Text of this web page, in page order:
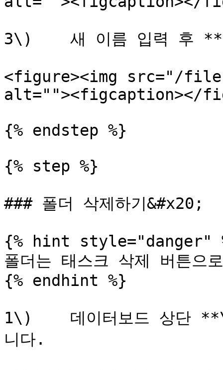
3\)    새 이름 입력 후
<figure><img src="/files/
alt=""><figcaption></
{% endstep %}
{% step %}
### 폴더 삭제하기&#x20;
{% hint style="danger"
폴더는 태스크 삭제 버튼으
{% endhint %}
1\)    데이터보드 상단
니다.